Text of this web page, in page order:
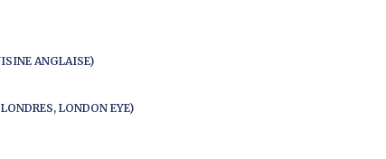
ANGLAISE)
LONDON EYE)